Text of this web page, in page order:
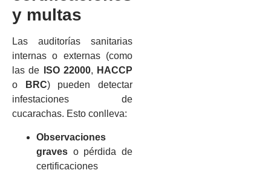
y multas
Las auditorías sanitarias
internas o externas (como
las de
ISO 22000, HACCP
o
BRC) pueden detectar
infestaciones de
cucarachas. Esto conlleva:
Observaciones
graves o pérdida de
certificaciones